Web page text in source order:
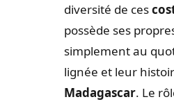
diversité de ces
possède ses
simplement au
lignée et leur
Madagascar. Le